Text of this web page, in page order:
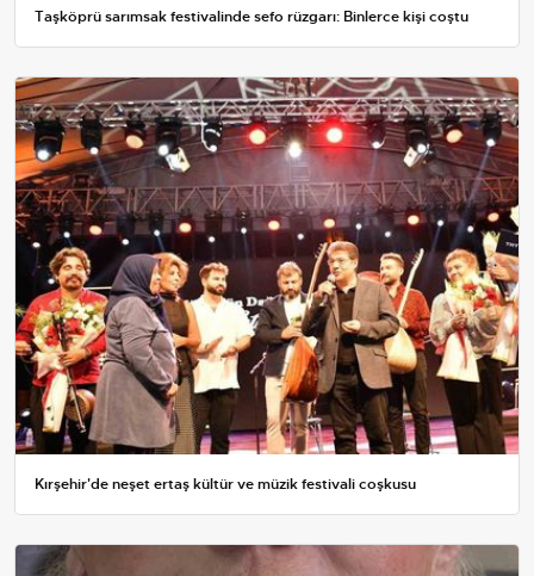
Taşköprü sarımsak festivalinde sefo rüzgarı: Binlerce kişi coştu
Kırşehir'de neşet ertaş kültür ve müzik festivali coşkusu